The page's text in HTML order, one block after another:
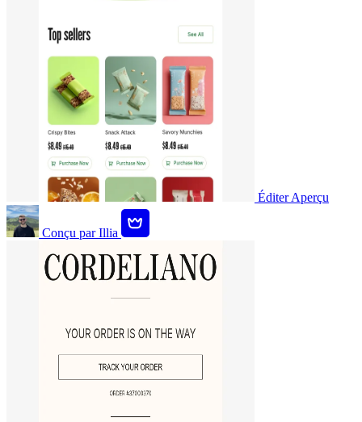
Éditer Aperçu
Conçu par Illia